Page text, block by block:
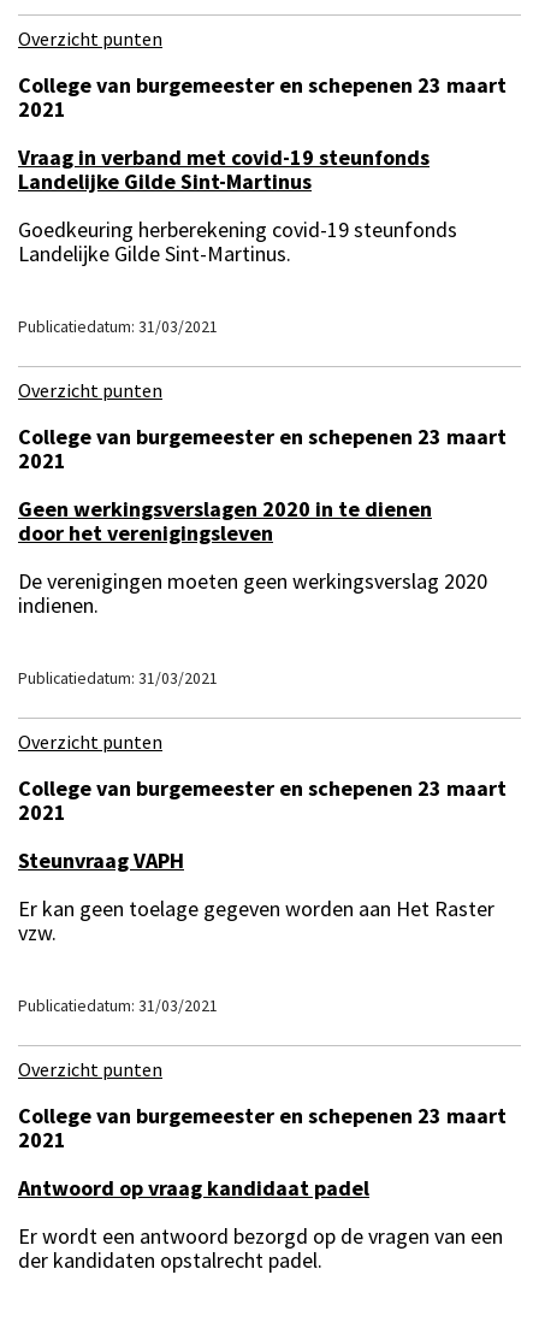
Overzicht punten
College van burgemeester en schepenen 23 maart
2021
Vraag in verband met covid-19 steunfonds
Landelijke Gilde Sint-Martinus
Goedkeuring herberekening covid-19 steunfonds
Landelijke Gilde Sint-Martinus.
Publicatiedatum: 31/03/2021
Overzicht punten
College van burgemeester en schepenen 23 maart
2021
Geen werkingsverslagen 2020 in te dienen
door het verenigingsleven
De verenigingen moeten geen werkingsverslag 2020
indienen.
Publicatiedatum: 31/03/2021
Overzicht punten
College van burgemeester en schepenen 23 maart
2021
Steunvraag VAPH
Er kan geen toelage gegeven worden aan Het Raster
vzw.
Publicatiedatum: 31/03/2021
Overzicht punten
College van burgemeester en schepenen 23 maart
2021
Antwoord op vraag kandidaat padel
Er wordt een antwoord bezorgd op de vragen van een
der kandidaten opstalrecht padel.